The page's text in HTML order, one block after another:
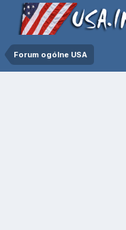
Forum ogólne USA